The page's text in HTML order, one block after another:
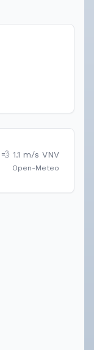
💨 1.1 m/s VNV
Open-Meteo